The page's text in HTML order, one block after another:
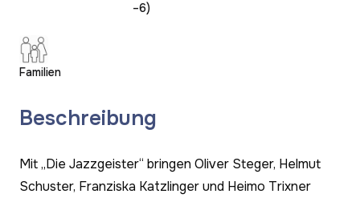
–6)
Familien
Beschreibung
Mit „Die Jazzgeister“ bringen Oliver Steger, Helmut
Schuster, Franziska Katzlinger und Heimo Trixner